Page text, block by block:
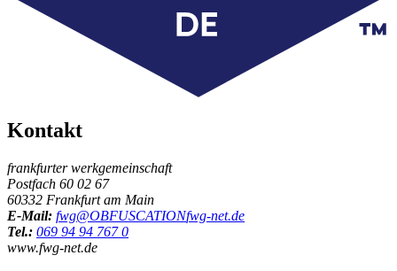
Kontakt
frankfurter werkgemeinschaft
Postfach 60 02 67
60332 Frankfurt am Main
E-Mail: fwg@OBFUSCATIONfwg-net.de
Tel.: 069 94 94 767 0
www.fwg-net.de